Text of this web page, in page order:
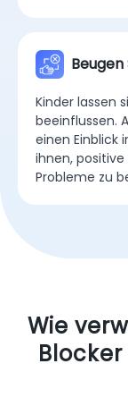
Kinder lassen
beeinflussen.
einen Einblick
ihnen,
Probleme zu
Wie